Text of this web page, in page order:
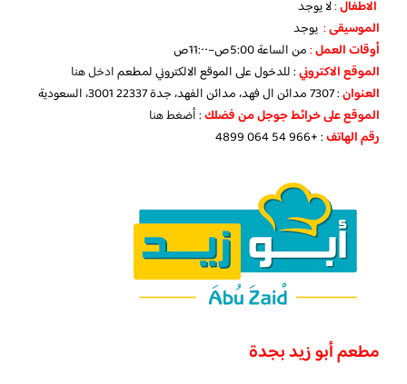
الاطفال:لايوجد
الموسيقى: يوجد
‏أوقات العمل:من الساعة5:00ص–11:٠٠ص
الموقع الاكتروني: للدخول على الموقع الالكتروني لمطعمادخل هنا
العنوان: 7307 مدائن ال فهد، مدائن الفهد، جدة 22337 3001، السعودية
الموقع على خرائط جوجل من فضلك:أضغط هنا
رقم الهاتف: +966 54 064 4899
مطعم أبو زيد بجدة